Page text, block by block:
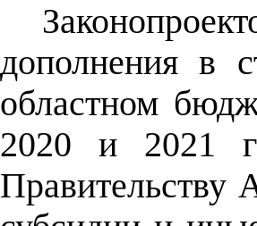
дополнения в
областном
2020 и 2021
Правительству